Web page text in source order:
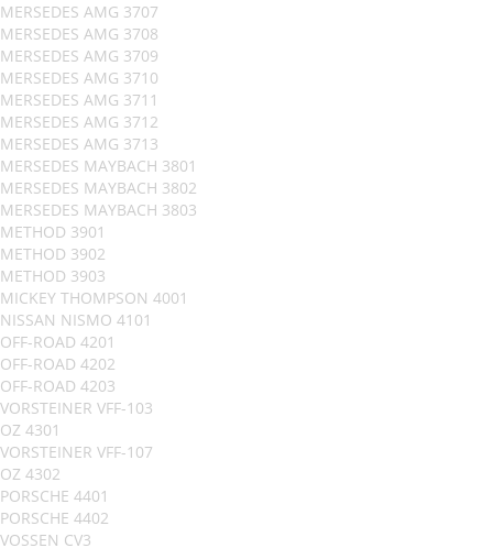
MERSEDES AMG 3707
MERSEDES AMG 3708
MERSEDES AMG 3709
MERSEDES AMG 3710
MERSEDES AMG 3711
MERSEDES AMG 3712
MERSEDES AMG 3713
MERSEDES MAYBACH 3801
MERSEDES MAYBACH 3802
MERSEDES MAYBACH 3803
METHOD 3901
METHOD 3902
METHOD 3903
MICKEY THOMPSON 4001
NISSAN NISMO 4101
OFF-ROAD 4201
OFF-ROAD 4202
OFF-ROAD 4203
VORSTEINER VFF-103
OZ 4301
VORSTEINER VFF-107
OZ 4302
PORSCHE 4401
PORSCHE 4402
VOSSEN CV3